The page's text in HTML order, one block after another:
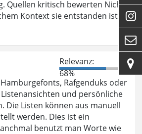
Quellen kritisch bewerten Nicht
Kontext sie entstanden ist
Relevanz:
68%
Rafgenduks oder
und persönliche
Die Listen können aus manuell
werden. Dies ist ein
benutzt man Worte wie


